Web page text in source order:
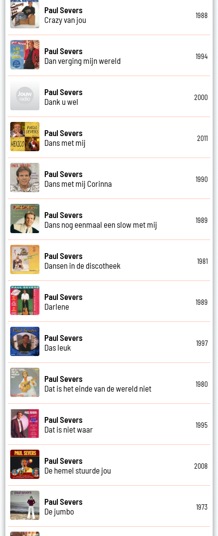
Paul Severs
Crazy van jou
1988
Paul Severs
Dan verging mijn wereld
1994
Paul Severs
Dank u wel
2000
Paul Severs
Dans met mij
2011
Paul Severs
Dans met mij Corinna
1990
Paul Severs
Dans nog eenmaal een slow met mij
1989
Paul Severs
Dansen in de discotheek
1981
Paul Severs
Darlene
1989
Paul Severs
Das leuk
1997
Paul Severs
Dat is het einde van de wereld niet
1980
Paul Severs
Dat is niet waar
1995
Paul Severs
De hemel stuurde jou
2008
Paul Severs
De jumbo
1973